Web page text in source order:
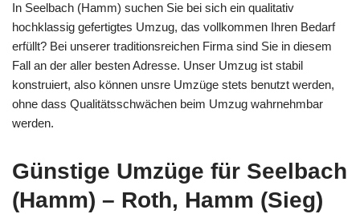
In Seelbach (Hamm) suchen Sie bei sich ein qualitativ
hochklassig gefertigtes Umzug, das vollkommen Ihren Bedarf
erfüllt? Bei unserer traditionsreichen Firma sind Sie in diesem
Fall an der aller besten Adresse. Unser Umzug ist stabil
konstruiert, also können unsre Umzüge stets benutzt werden,
ohne dass Qualitätsschwächen beim Umzug wahrnehmbar
werden.
Günstige Umzüge für Seelbach
(Hamm) – Roth, Hamm (Sieg)